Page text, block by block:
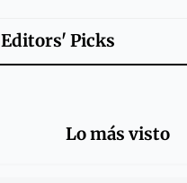
Editors' Picks
Lo más visto